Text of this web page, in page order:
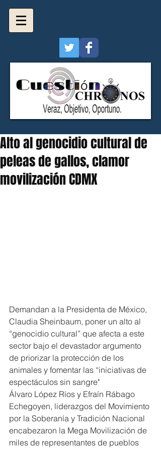
Alto al genocidio cultural de
peleas de gallos, clamor
movilización CDMX
Demandan a la Presidenta de México,
Claudia Sheinbaum, poner un alto al
“genocidio cultural” que afecta a este
sector bajo el devastador argumento
de priorizar la protección de los
animales y fomentar las “iniciativas de
espectáculos sin sangre"
Álvaro López Ríos y Efraín Rábago
Echegoyen, liderazgos del Movimiento
por la Soberanía y Tradición Nacional
encabezaron la Mega Movilización de
miles de representantes de pueblos